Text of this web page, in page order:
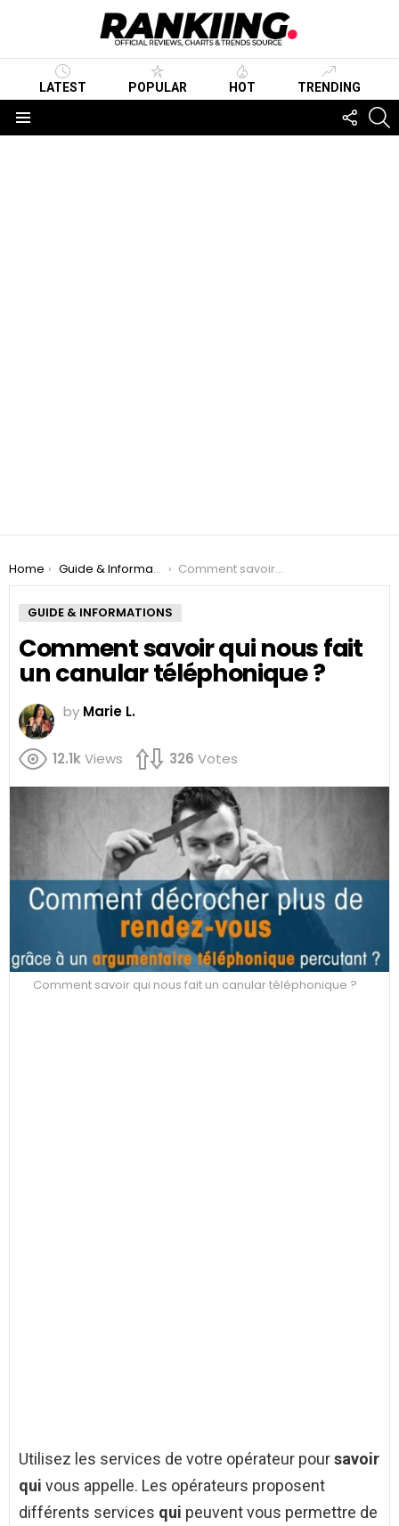
LATEST POPULAR HOT TRENDING
US
You are here:
Home Guide & Informations Comment savoir qui nous fait un canular téléphonique ?
GUIDE & INFORMATIONS
Comment savoir qui nous fait
un canular téléphonique ?
by Marie L.
12.1kViews 326 Votes
Comment savoir qui nous fait un canular téléphonique ?
Utilisez les services de votre opérateur poursavoir
qui vous appelle. Les opérateurs proposent
différents services qui peuvent vous permettre de